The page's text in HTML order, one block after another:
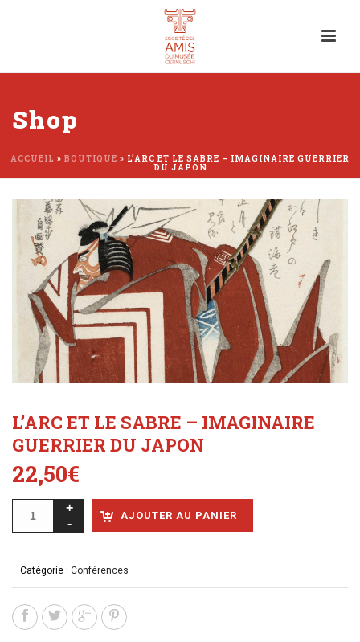
Shop
ACCUEIL » BOUTIQUE » L’ARC ET LE SABRE – IMAGINAIRE GUERRIER
DU JAPON
L’ARC ET LE SABRE – IMAGINAIRE
GUERRIER DU JAPON
22,50€
AJOUTER AU PANIER
Catégorie : Conférences